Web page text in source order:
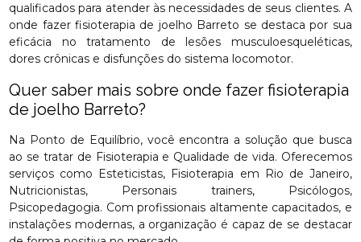
qualificados para atender às necessidades de seus clientes. A
onde fazer fisioterapia de joelho Barreto se destaca por sua
eficácia no tratamento de lesões musculoesqueléticas,
dores crônicas e disfunções do sistema locomotor.
Quer saber mais sobre onde fazer fisioterapia
de joelho Barreto?
Na Ponto de Equilíbrio, você encontra a solução que busca
ao se tratar de Fisioterapia e Qualidade de vida. Oferecemos
serviços como Esteticistas, Fisioterapia em Rio de Janeiro,
Nutricionistas, Personais trainers, Psicólogos,
Psicopedagogia. Com profissionais altamente capacitados, e
instalações modernas, a organização é capaz de se destacar